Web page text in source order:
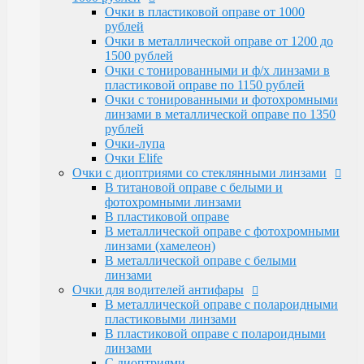
Очки Elife
Очки с диоптриями со стеклянными линзами
В титановой оправе с белыми и
фотохромными линзами
В пластиковой оправе
В металлической оправе с фотохромными
линзами (хамелеон)
В металлической оправе с белыми линзами
Очки для водителей антифары
В металлической оправе с полароидными
пластиковыми линзами
В пластиковой оправе с полароидными
линзами
С диоптриями
Очки для компьютера
В пластиковой оправе с полимерными
линзами
В металлической оправе
Тренажерные очки
В пластиковой оправе
В металлической оправе
Очки глаукомные
Очки Эксклюзивные Ricardi от 15000
Бренд оправы
Очки в пластиковой оправе от 1000
рублей
Очки в металлической оправе от 1200 до
1500 рублей
Очки с тонированными и ф/х линзами в
пластиковой оправе по 1150 рублей
Очки с тонированными и фотохромными
линзами в металлической оправе по 1350
рублей
Очки-лупа
Очки Elife
Очки с диоптриями со стеклянными линзами
В титановой оправе с белыми и
фотохромными линзами
В пластиковой оправе
В металлической оправе с фотохромными
линзами (хамелеон)
В металлической оправе с белыми
линзами
Очки для водителей антифары
В металлической оправе с полароидными
пластиковыми линзами
В пластиковой оправе с полароидными
линзами